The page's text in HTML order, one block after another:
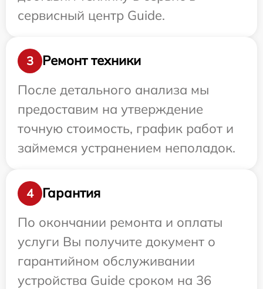
сервисный центр Guide.
3
Ремонт техники
После детального анализа мы
предоставим на утверждение
точную стоимость, график работ и
займемся устранением неполадок.
4
Гарантия
По окончании ремонта и оплаты
услуги Вы получите документ о
гарантийном обслуживании
устройства Guide сроком на 36